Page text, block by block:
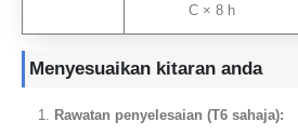
C × 8 h
Menyesuaikan kitaran anda
Rawatan penyelesaian (T6 sahaja):